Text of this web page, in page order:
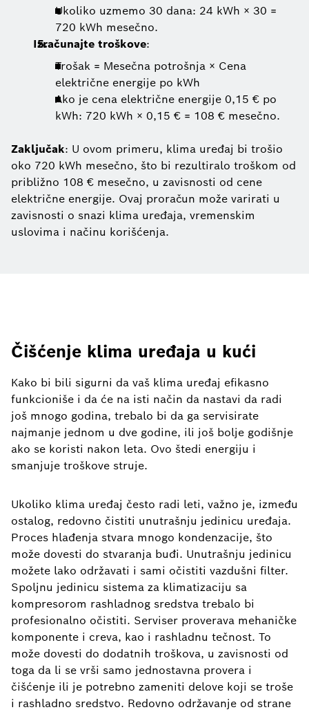
Ukoliko uzmemo 30 dana: 24 kWh × 30 =
720 kWh mesečno.
Izračunajte troškove:
Trošak = Mesečna potrošnja × Cena
električne energije po kWh
Ako je cena električne energije 0,15 € po
kWh: 720 kWh × 0,15 € = 108 € mesečno.
Zaključak: U ovom primeru, klima uređaj bi trošio
oko 720 kWh mesečno, što bi rezultiralo troškom od
približno 108 € mesečno, u zavisnosti od cene
električne energije. Ovaj proračun može varirati u
zavisnosti o snazi klima uređaja, vremenskim
uslovima i načinu korišćenja.
Čišćenje klima uređaja u kući
Kako bi bili sigurni da vaš klima uređaj efikasno
funkcioniše i da će na isti način da nastavi da radi
još mnogo godina, trebalo bi da ga servisirate
najmanje jednom u dve godine, ili još bolje godišnje
ako se koristi nakon leta. Ovo štedi energiju i
smanjuje troškove struje.
Ukoliko klima uređaj često radi leti, važno je, između
ostalog, redovno čistiti unutrašnju jedinicu uređaja.
Proces hlađenja stvara mnogo kondenzacije, što
može dovesti do stvaranja buđi. Unutrašnju jedinicu
možete lako održavati i sami očistiti vazdušni filter.
Spoljnu jedinicu sistema za klimatizaciju sa
kompresorom rashladnog sredstva trebalo bi
profesionalno očistiti. Serviser proverava mehaničke
komponente i creva, kao i rashladnu tečnost. To
može dovesti do dodatnih troškova, u zavisnosti od
toga da li se vrši samo jednostavna provera i
čišćenje ili je potrebno zameniti delove koji se troše
i rashladno sredstvo. Redovno održavanje od strane